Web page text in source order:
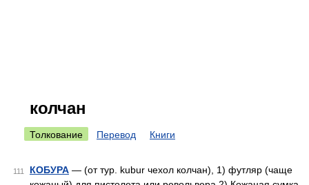
колчан
Толкование Перевод Книги
111 КОБУРА — (от тур. kubur чехол колчан), 1) футляр (чаще